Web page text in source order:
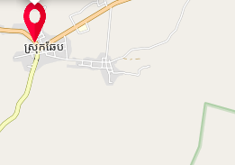
Nguyễn Văn Linh